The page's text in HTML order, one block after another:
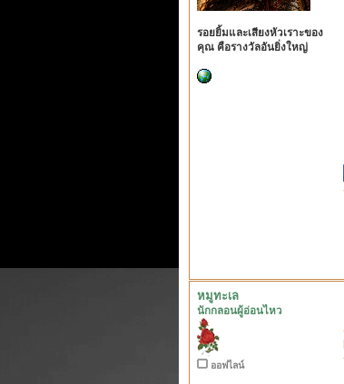
รอยยิ้มและเสียงหัวเราะของ
คุณ คือรางวัลอันยิ่งใหญ่
หมูทะเล
นักกลอนผู้อ่อนไหว
ออฟไลน์